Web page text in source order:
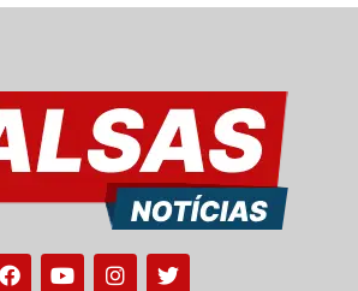
Facebook
YoutubeInstagram
Twitter